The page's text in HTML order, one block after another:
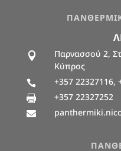

Παρνασσού 2,
Κύπρος
 +357 22327116,
 +357 22327252
